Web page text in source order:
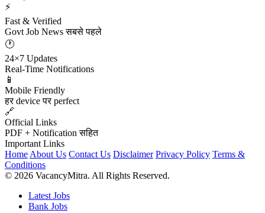
⚡
Fast & Verified
Govt Job News सबसे पहले
🕐
24×7 Updates
Real-Time Notifications
📱
Mobile Friendly
हर device पर perfect
🔗
Official Links
PDF + Notification सहित
Important Links
Home About Us Contact Us Disclaimer Privacy Policy Terms &
Conditions
© 2026 VacancyMitra. All Rights Reserved.
Latest Jobs
Bank Jobs